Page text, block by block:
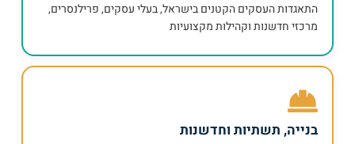
התאגדות העסקים הקטנים בישראל, בעלי עסקים, פרילנסרים,
מרכזי חדשנות וקהילות מקצועיות
בנייה, תשתיות וחדשנות